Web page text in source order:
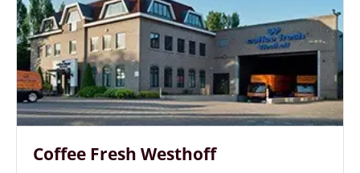
Coffee Fresh Westhoff